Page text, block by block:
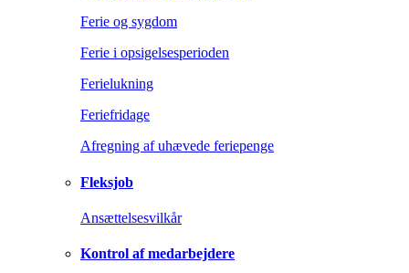
Ferie og sygdom
Ferie i opsigelsesperioden
Ferielukning
Feriefridage
Afregning af uhævede feriepenge
Fleksjob
Ansættelsesvilkår
Kontrol af medarbejdere